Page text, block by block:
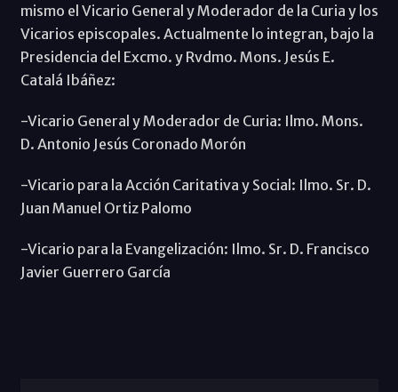
mismo el Vicario General y Moderador de la Curia y los
Vicarios episcopales. Actualmente lo integran, bajo la
Presidencia del Excmo. y Rvdmo. Mons. Jesús E.
Catalá Ibáñez:
-Vicario General y Moderador de Curia: Ilmo. Mons.
D. Antonio Jesús Coronado Morón
-Vicario para la Acción Caritativa y Social: Ilmo. Sr. D.
Juan Manuel Ortiz Palomo
-Vicario para la Evangelización: Ilmo. Sr. D. Francisco
Javier Guerrero García